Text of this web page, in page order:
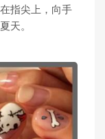
指尖上，向手
天。